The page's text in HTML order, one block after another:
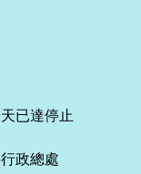
已達停止
政總處